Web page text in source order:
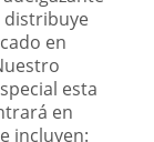
distribuye
en
esta
en
incluyen: